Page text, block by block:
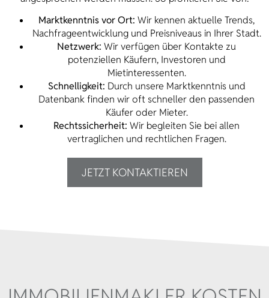
Marktkenntnis vor Ort: Wir kennen aktuelle Trends,
Nachfrageentwicklung und Preisniveaus in Ihrer Stadt.
Netzwerk: Wir verfügen über Kontakte zu
potenziellen Käufern, Investoren und
Mietinteressenten.
Schnelligkeit: Durch unsere Marktkenntnis und
Datenbank finden wir oft schneller den passenden
Käufer oder Mieter.
Rechtssicherheit: Wir begleiten Sie bei allen
vertraglichen und rechtlichen Fragen.
JETZT KONTAKTIEREN